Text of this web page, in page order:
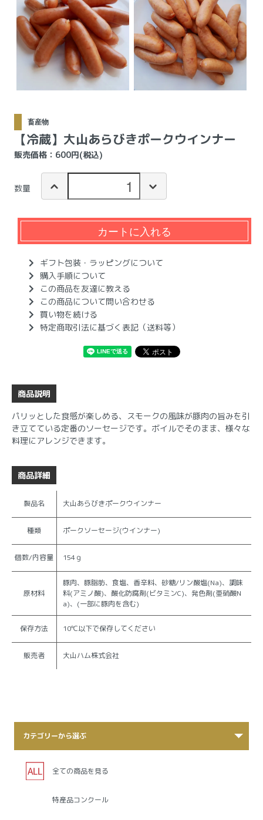
畜産物
【冷蔵】大山あらびきポークウインナー
販売価格：600円(税込)
数量
カートに入れる
ギフト包装・ラッピングについて
購入手順について
この商品を友達に教える
この商品について問い合わせる
買い物を続ける
特定商取引法に基づく表記（送料等）
商品説明
パリッとした食感が楽しめる、スモークの風味が豚肉の旨みを引
き立てている定番のソーセージです。ボイルでそのまま、様々な
料理にアレンジできます。
商品詳細
製品名 大山あらびきポークウインナー
種類 ポークソーセージ(ウインナー)
個数/内容量 154ｇ
原材料
豚肉、豚脂肪、食塩、香辛料、砂糖/リン酸塩(Na)、調味
料(アミノ酸)、酸化防腐剤(ビタミンC)、発色剤(亜硝酸N
a)、(一部に豚肉を含む)
保存方法 10℃以下で保存してください
販売者 大山ハム株式会社
カテゴリーから選ぶ
全ての商品を見る
特産品コンクール